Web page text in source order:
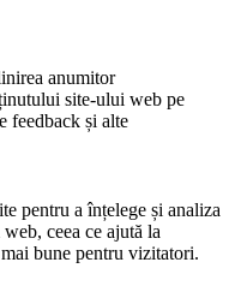
anumitor
site-ului web pe
feedback și alte
pentru a înțelege și analiza
ceea ce ajută la
bune pentru vizitatori.